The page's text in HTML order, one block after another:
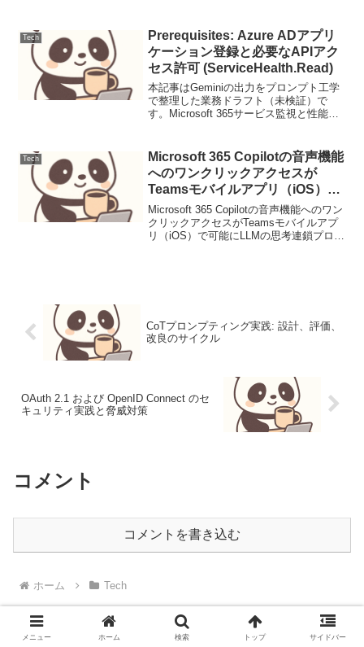
IPAが2026年版の脅威動向を発表。...
Tech
Prerequisites: Azure ADアプリ
ケーション登録と必要なAPIアク
セス許可 (ServiceHealth.Read)
本記事はGeminiの出力をプロンプト工学
で整理した業務ドラフト（未検証）で
す。Microsoft 365サービス監視と性能分
フォームであり、その可用性と...
Tech
Microsoft 365 Copilotの音声機能
へのワンクリックアクセスが
Teamsモバイルアプリ（iOS）で
可能に（運用連絡）
Microsoft 365 Copilotの音声機能へのワン
クリックアクセスがTeamsモバイルアプ
リ（iOS）で可能にLLMの思考連鎖プロン
CoTプロンプティング実践: 設計、評価、
改良のサイクル
OAuth 2.1 および OpenID Connect のセ
キュリティ実践と脅威対策
コメント
コメントを書き込む
ホーム Tech
メニュー ホーム 検索 トップ サイドバー